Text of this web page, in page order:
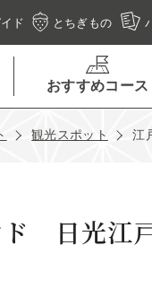
ド とちぎもの
おすすめコース
観光スポット 江
ド 日光江